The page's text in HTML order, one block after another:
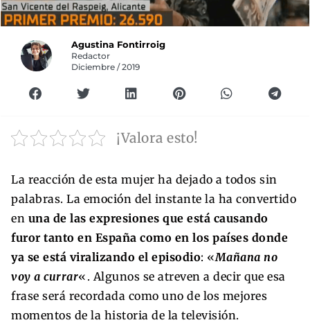
Agustina Fontirroig
Redactor
Diciembre / 2019
¡Valora esto!
La reacción de esta mujer ha dejado a todos sin
palabras. La emoción del instante la ha convertido
en una de las expresiones que está causando
furor tanto en España como en los países donde
ya se está viralizando el episodio: «Mañana no
voy a currar«. Algunos se atreven a decir que esa
frase será recordada como uno de los mejores
momentos de la historia de la televisión.